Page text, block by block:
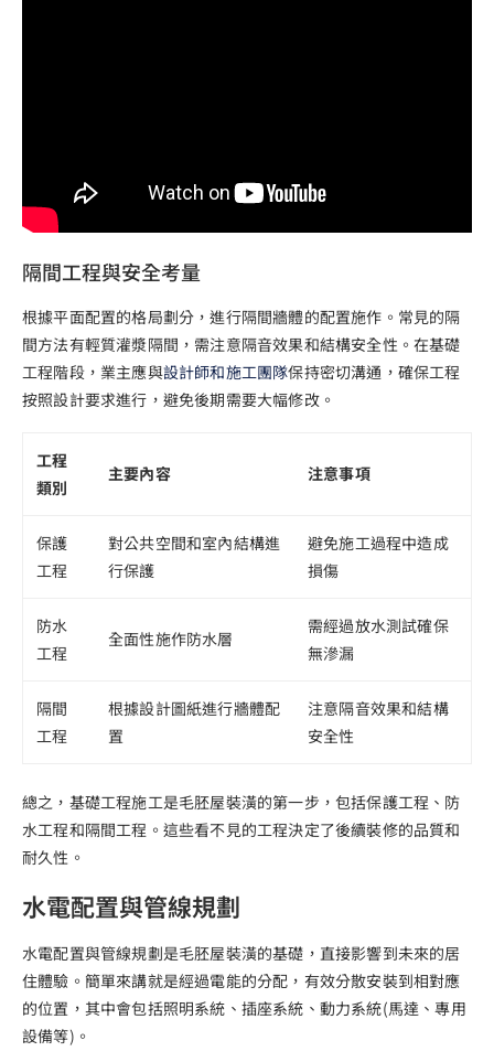
隔間工程與安全考量
根據平面配置的格局劃分，進行隔間牆體的配置施作。常見的隔
間方法有輕質灌漿隔間，需注意隔音效果和結構安全性。在基礎
工程階段，業主應與設計師和施工團隊保持密切溝通，確保工程
按照設計要求進行，避免後期需要大幅修改。
工程
類別
主要內容 注意事項
保護
工程
對公共空間和室內結構進
行保護
避免施工過程中造成
損傷
防水
工程
全面性施作防水層
需經過放水測試確保
無滲漏
隔間
工程
根據設計圖紙進行牆體配
置
注意隔音效果和結構
安全性
總之，基礎工程施工是毛胚屋裝潢的第一步，包括保護工程、防
水工程和隔間工程。這些看不見的工程決定了後續裝修的品質和
耐久性。
水電配置與管線規劃
水電配置與管線規劃是毛胚屋裝潢的基礎，直接影響到未來的居
住體驗。簡單來講就是經過電能的分配，有效分散安裝到相對應
的位置，其中會包括照明系統、插座系統、動力系統(馬達、專用
設備等)。